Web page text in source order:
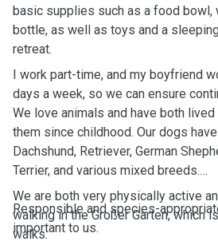
basic supplies such as a food bowl,
bottle, as well as toys and a
retreat.
I work part-time, and my boyfriend
days a week, so we can ensure
We love animals and have both
them since childhood. Our dogs
Dachshund, Retriever, German
Terrier, and various mixed breeds.
Responsible and species-
important to us.
We are both very physically active
walking in the Großer Garten, which
walks.